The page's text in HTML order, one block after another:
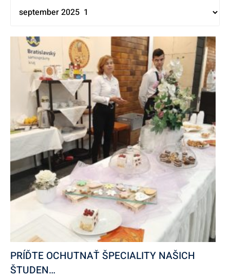
PRÍĎTE OCHUTNAŤ ŠPECIALITY NAŠICH
ŠTUDEN…